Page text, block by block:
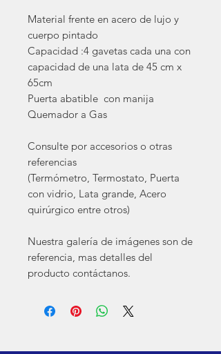
Material frente en acero de lujo y
cuerpo pintado
Capacidad :4 gavetas cada una con
capacidad de una lata de 45 cm x
65cm
Puerta abatible con manija
Quemador a Gas
Consulte por accesorios o otras
referencias
(Termómetro, Termostato, Puerta
con vidrio, Lata grande, Acero
quirúrgico entre otros)
Nuestra galería de imágenes son de
referencia, mas detalles del
producto contáctanos.